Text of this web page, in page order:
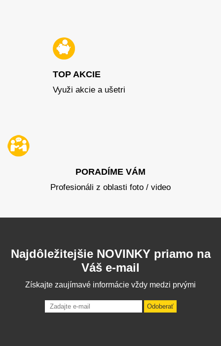
TOP AKCIE
Využi akcie a ušetri
PORADÍME VÁM
Profesionáli z oblasti foto / video
Najdôležitejšie NOVINKY priamo na
Váš e-mail
Získajte zaujímavé informácie vždy medzi prvými
Odoberať